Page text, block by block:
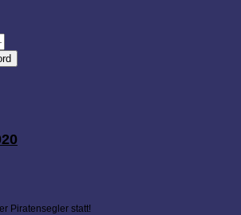
Piratensegler statt!